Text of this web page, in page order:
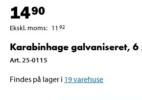
1490
Ekskl. moms: 11 92
Karabinhage galvaniseret, 6
Art. 25-0115
Findes på lager i 19varehuse